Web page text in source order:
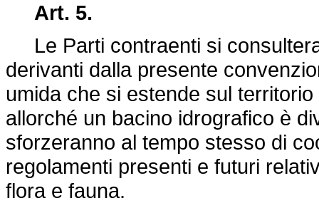
Art. 5.
Le Parti contraenti si
derivanti dalla presente
umida che si estende sul
allorché un bacino idrografico è
sforzeranno al tempo stesso di
regolamenti presenti e futuri
flora e fauna.